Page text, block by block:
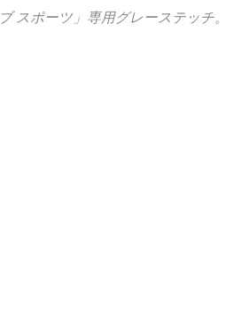
スポーツ」専用グレーステッチ。